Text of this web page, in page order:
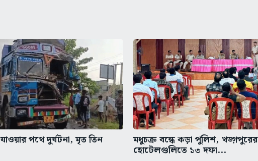
পথে দুর্ঘটনা, মৃত তিন মধুচক্র বন্ধে কড়া পুলিশ, খড়্গপুরের
হোটেলগুলিতে ১৩ দফা...